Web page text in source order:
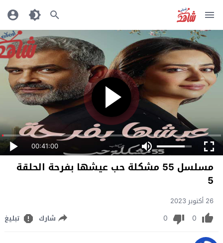
00:41:00
مسلسل 55 مشكلة حب عيشها بفرحة الحلقة
5
26 أكتوبر 2023
0
0 شارك تبليغ